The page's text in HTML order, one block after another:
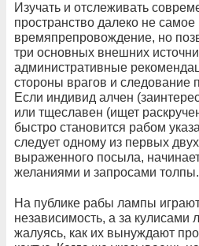
Изучать и отслеживать
пространство далеко не самое
времяпрепровождение, но
три основных внешних
административные
стороны врагов и следование
Если индивид алчен
или тщеславен (ищет
быстро становится рабом
следует одному из первых
выраженного посыла,
желаниями и запросами толпы.
На публике рабы лампы
независимость, а за кулисами
жалуясь, как их вынуждают